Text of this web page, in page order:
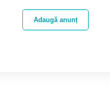
Adaugă anunț